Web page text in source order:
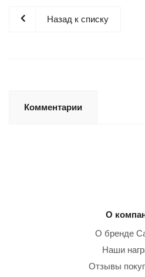
Назад к списку
Комментарии
О
О бренде
Наши
Отзывы